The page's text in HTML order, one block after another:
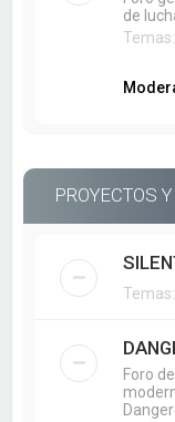
de
Temas:
PROYECTOS
Temas:
Foro